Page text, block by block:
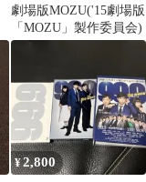
劇場版MOZU('15劇場版
「MOZU」製作委員会)
¥2,800